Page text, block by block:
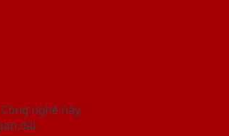
nghệ này
dài.